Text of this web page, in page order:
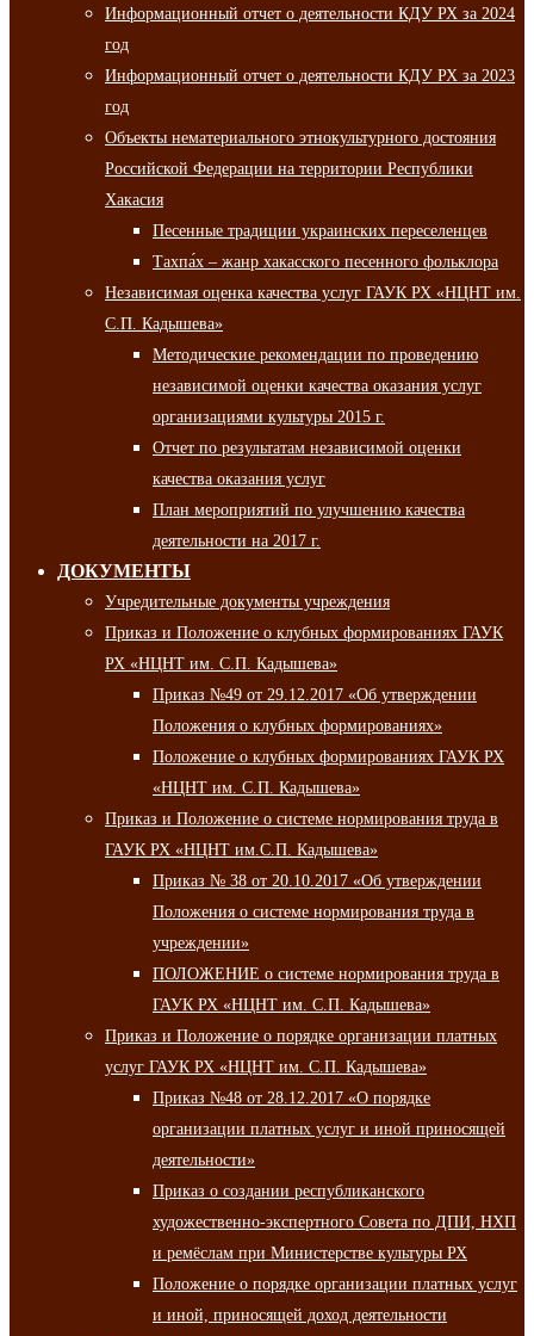
Информационный отчет о деятельности КДУ РХ за 2024
год
Информационный отчет о деятельности КДУ РХ за 2023
год
Объекты нематериального этнокультурного достояния
Российской Федерации на территории Республики
Хакасия
Песенные традиции украинских переселенцев
Тахпа́х – жанр хакасского песенного фольклора
Независимая оценка качества услуг ГАУК РХ «НЦНТ им.
С.П. Кадышева»
Методические рекомендации по проведению
независимой оценки качества оказания услуг
организациями культуры 2015 г.
Отчет по результатам независимой оценки
качества оказания услуг
План мероприятий по улучшению качества
деятельности на 2017 г.
ДОКУМЕНТЫ
Учредительные документы учреждения
Приказ и Положение о клубных формированиях ГАУК
РХ «НЦНТ им. С.П. Кадышева»
Приказ №49 от 29.12.2017 «Об утверждении
Положения о клубных формированиях»
Положение о клубных формированиях ГАУК РХ
«НЦНТ им. С.П. Кадышева»
Приказ и Положение о системе нормирования труда в
ГАУК РХ «НЦНТ им.С.П. Кадышева»
Приказ № 38 от 20.10.2017 «Об утверждении
Положения о системе нормирования труда в
учреждении»
ПОЛОЖЕНИЕ о системе нормирования труда в
ГАУК РХ «НЦНТ им. С.П. Кадышева»
Приказ и Положение о порядке организации платных
услуг ГАУК РХ «НЦНТ им. С.П. Кадышева»
Приказ №48 от 28.12.2017 «О порядке
организации платных услуг и иной приносящей
деятельности»
Приказ о создании республиканского
художественно-экспертного Совета по ДПИ, НХП
и ремёслам при Министерстве культуры РХ
Положение о порядке организации платных услуг
и иной, приносящей доход деятельности